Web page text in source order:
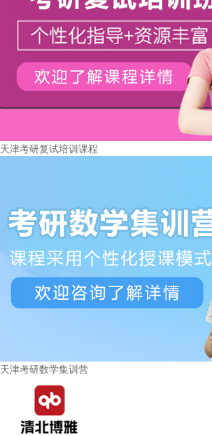
天津考研复试培训课程
天津考研数学集训营